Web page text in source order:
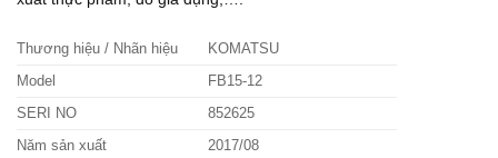
Thương hiệu / Nhãn hiệu
KOMATSU
Model
FB15-12
SERI NO
852625
Năm sản xuất
2017/08